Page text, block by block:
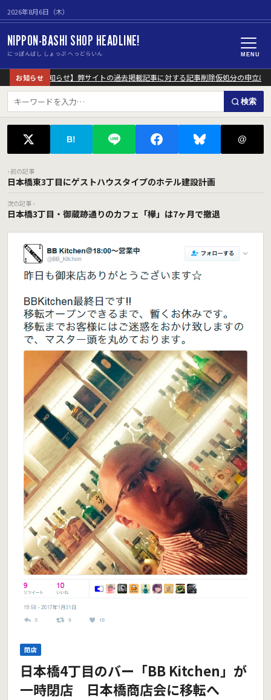
2026年8月6日（木）
NIPPON-BASHI SHOP HEADLINE!
にっぽんばし しょっぷ へっどらいん MENU
お知らせ
【重要なお知らせ】弊サイトの過去掲載記事に対する記事削除仮処分の申立につ
検索
B! @
‹ 前の記事
日本橋東3丁目にゲストハウスタイプのホテル建設計画
次の記事 ›
日本橋3丁目・御蔵跡通りのカフェ「欅」は7ヶ月で撤退
閉店
日本橋4丁目のバー「BB Kitchen」が
一時閉店 日本橋商店会に移転へ